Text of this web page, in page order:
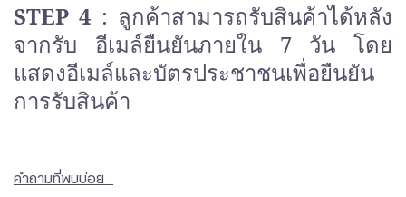
STEP 4 : ลูกค้าสามารถรับสินค้าได้หลัง
จากรับ อีเมล์ยืนยันภายใน 7 วัน โดย
แสดงอีเมล์และบัตรประชาชนเพื่อยืนยัน
การรับสินค้า
คำถามที่พบบ่อย